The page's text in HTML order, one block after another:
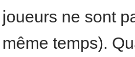
joueurs ne sont
même temps).